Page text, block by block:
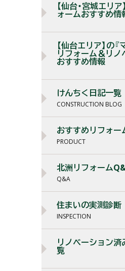
【仙台・宮城エリ
ォームおすすめ情
【仙台エリア】の
リフォーム＆リノ
おすすめ情報
けんちく日記一覧
CONSTRUCTION BLOG
おすすめリフォー
PRODUCT
北洲リフォーム
Q&A
住まいの実測診断
INSPECTION
リノベーション済
覧